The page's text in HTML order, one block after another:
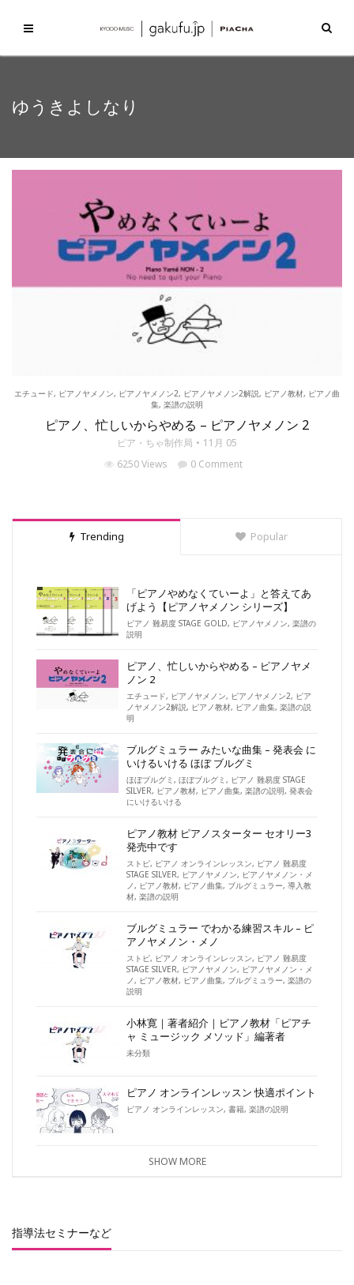
ゆうきよしなり
エチュード, ピアノヤメノン, ピアノヤメノン2, ピアノヤメノン2解説, ピアノ教材, ピアノ曲
集, 楽譜の説明
ピアノ、忙しいからやめる – ピアノヤメノン 2
ピア・ちゃ制作局
11月 05
6250 Views
0 Comment
Trending Popular
「ピアノやめなくていーよ」と答えてあ
げよう【ピアノヤメノン シリーズ】
ピアノ 難易度 STAGE GOLD, ピアノヤメノン, 楽譜の
説明
ピアノ、忙しいからやめる – ピアノヤメ
ノン 2
エチュード, ピアノヤメノン, ピアノヤメノン2, ピア
ノヤメノン2解説, ピアノ教材, ピアノ曲集, 楽譜の説
明
ブルグミュラー みたいな曲集 – 発表会 に
いけるいける ほぼ ブルグミ
ほぼブルグミ , ほぼブルグミ , ピアノ 難易度 STAGE
SILVER, ピアノ教材, ピアノ曲集, 楽譜の説明, 発表会
にいけるいける
ピアノ教材 ピアノスターター セオリー3
発売中です
ストピ, ピアノ オンラインレッスン, ピアノ 難易度
STAGE SILVER, ピアノヤメノン, ピアノヤメノン・メ
ノ, ピアノ教材, ピアノ曲集, ブルグミュラー, 導入教
材, 楽譜の説明
ブルグミュラー でわかる練習スキル – ピ
アノヤメノン・メノ
ストピ, ピアノ オンラインレッスン, ピアノ 難易度
STAGE SILVER, ピアノヤメノン, ピアノヤメノン・メ
ノ, ピアノ教材, ピアノ曲集, ブルグミュラー, 楽譜の
説明
小林寛｜著者紹介｜ピアノ教材「ピアチ
ャ ミュージック メソッド」編著者
未分類
ピアノ オンラインレッスン 快適ポイント
ピアノ オンラインレッスン, 書籍, 楽譜の説明
SHOW MORE
指導法セミナーなど